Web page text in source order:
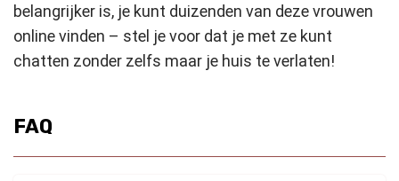
belangrijker is, je kunt duizenden van deze vrouwen
online vinden – stel je voor dat je met ze kunt
chatten zonder zelfs maar je huis te verlaten!
FAQ